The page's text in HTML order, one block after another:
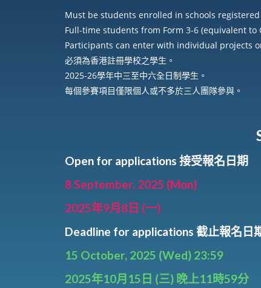
Must be students enrolled in schools registered
Full-time students from Form 3-6 (equivalent to
Participants can enter with individual projects
必須為香港註冊學校之學生。
2025-26學年中三至中六全日制學生。
每個參賽項目僅限個人或不多於三人團隊參與。
Open for applications 接受報名日期
8 September, 2025 (Mon)
2025年9月8日 (一)
Deadline for applications 截止報名日
15 October, 2025 (Wed) 23:59
2025年10月15日 (三) 晚上11時59分